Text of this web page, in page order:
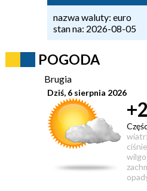
nazwa waluty: euro
stan na: 2026-08-05
POGODA
Brugia
Dziś, 6 sierpnia 2026
wiatr: